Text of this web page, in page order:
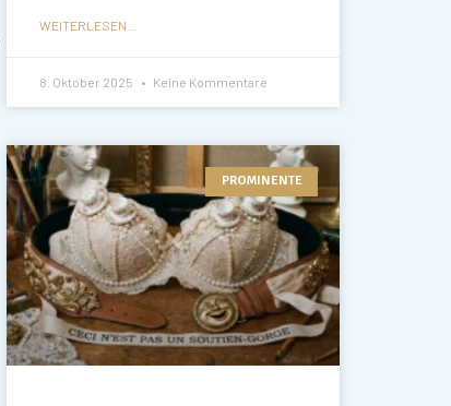
WEITERLESEN...
8. Oktober 2025 Keine Kommentare
PROMINENTE